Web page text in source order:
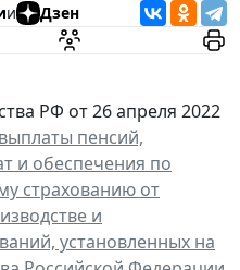
и Дзен
РФ от 26 апреля 2022
пенсий,
и обеспечения по
страхованию от
и
установленных на